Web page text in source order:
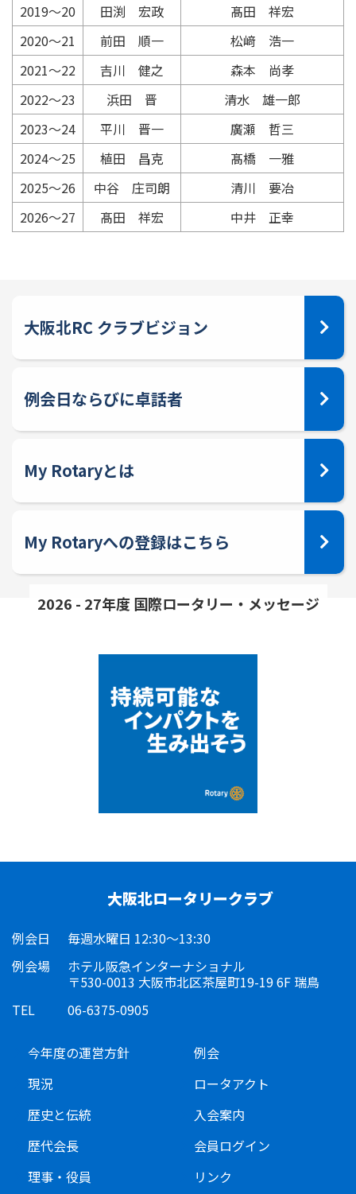
2019〜20
田渕 宏政
髙田 祥宏
2020〜21
前田 順一
松﨑 浩一
2021〜22
吉川 健之
森本 尚孝
2022〜23
浜田 晋
清水 雄一郎
2023〜24
平川 晋一
廣瀬 哲三
2024〜25
植田 昌克
髙橋 一雅
2025〜26
中谷 庄司朗
清川 要冶
2026〜27
髙田 祥宏 中井 正幸
大阪北RC クラブビジョン
例会日ならびに卓話者
My Rotaryとは
My Rotaryへの登録はこちら
2026 - 27年度 国際ロータリー・メッセージ
大阪北ロータリークラブ
例会日
毎週水曜日 12:30～13:30
例会場
ホテル阪急インターナショナル
〒530-0013 大阪市北区茶屋町19-19 6F 瑞鳥
TEL
06-6375-0905
今年度の運営方針
現況
歴史と伝統
歴代会長
理事・役員
例会
ロータアクト
入会案内
会員ログイン
リンク